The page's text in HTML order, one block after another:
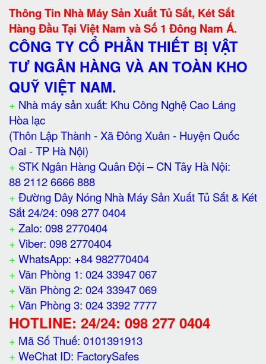
Thông Tin Nhà Máy Sản Xuất Tủ Sắt, Két Sắt
Hàng Đầu Tại Việt Nam và Số 1 Đông Nam Á.
CÔNG TY CỔ PHẦN THIẾT BỊ VẬT
TƯ NGÂN HÀNG VÀ AN TOÀN KHO
QUỸ VIỆT NAM.
+ Nhà máy sản xuất: Khu Công Nghệ Cao Láng
Hòa lạc
(Thôn Lập Thành - Xã Đông Xuân - Huyện Quốc
Oai - TP Hà Nội)
+ STK Ngân Hàng Quân Đội – CN Tây Hà Nội:
88 2112 6666 888
+ Đường Dây Nóng Nhà Máy Sản Xuất Tủ Sắt & Két
Sắt 24/24: 098 277 0404
+ Zalo: 098 2770404
+ Viber: 098 2770404
+ WhatsApp: +84 982770404
+ Văn Phòng 1: 024 33947 067
+ Văn Phòng 2: 024 33947 069
+ Văn Phòng 3: 024 3392 7777
HOTLINE: 24/24: 098 277 0404
+ Mã Số Thuế: 0101391913
+ WeChat ID: FactorySafes